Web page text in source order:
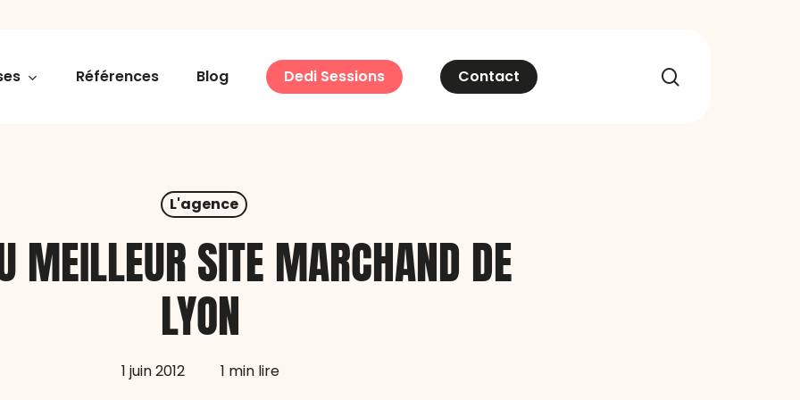
Références Blog Dedi Sessions Contact
L'agence
MEILLEUR SITE MARCHAND DE
LYON
1 juin 2012 1 min lire